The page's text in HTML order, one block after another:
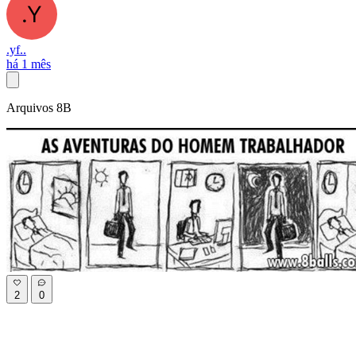
.yf..
há 1 mês
Arquivos 8B
2 0